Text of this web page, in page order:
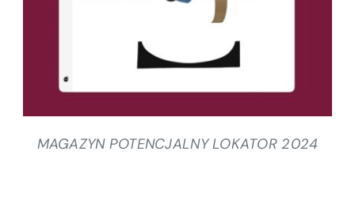
MAGAZYN POTENCJALNY LOKATOR 2024